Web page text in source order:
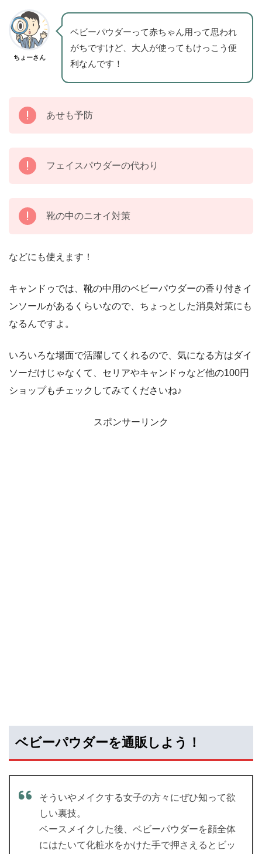
ちょーさん
ベビーパウダーって赤ちゃん用って思われ
がちですけど、大人が使ってもけっこう便
利なんです！
あせも予防
フェイスパウダーの代わり
靴の中のニオイ対策
などにも使えます！
キャンドゥでは、靴の中用のベビーパウダーの香り付きイ
ンソールがあるくらいなので、ちょっとした消臭対策にも
なるんですよ。
いろいろな場面で活躍してくれるので、気になる方はダイ
ソーだけじゃなくて、セリアやキャンドゥなど他の100円
ショップもチェックしてみてくださいね♪
スポンサーリンク
ベビーパウダーを通販しよう！
そういやメイクする女子の方々にぜひ知って欲
しい裏技。
ベースメイクした後、ベビーパウダーを顔全体
にはたいて化粧水をかけた手で押さえるとビッ